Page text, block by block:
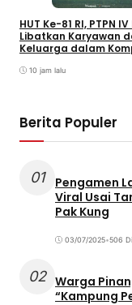
HUT Ke-81 RI, PTPN
Libatkan Karyawan
Keluarga dalam
10 jam lalu
Berita Populer
01
Pengamen
Viral Usai
Pak Kung
03/07/2025•506
02 Warga
“Kampung